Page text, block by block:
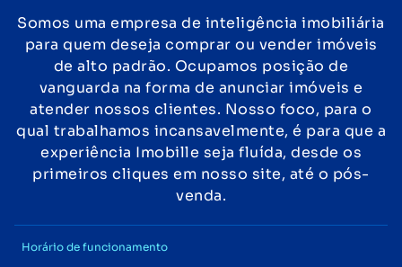
Somos uma empresa de inteligência imobiliária
para quem deseja comprar ou vender imóveis
de alto padrão. Ocupamos posição de
vanguarda na forma de anunciar imóveis e
atender nossos clientes. Nosso foco, para o
qual trabalhamos incansavelmente, é para que a
experiência Imobille seja fluída, desde os
primeiros cliques em nosso site, até o pós-
venda.
Horário de funcionamento